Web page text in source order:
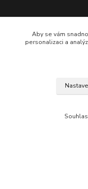
596 236 147
Aby se vám
personalizaci a